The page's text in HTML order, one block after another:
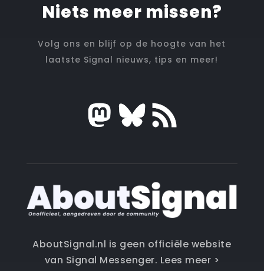
Niets meer missen?
Volg ons en blijf op de hoogte van het
laatste Signal nieuws, tips en meer!
AboutSignal.nl is geen officiële website
van Signal Messenger. Lees meer >